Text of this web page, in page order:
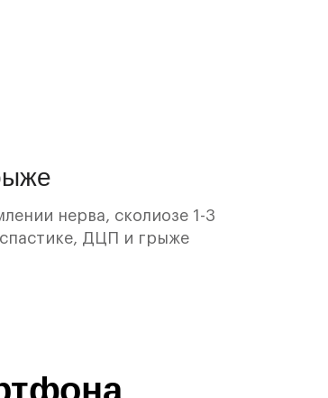
нерва, сколиозе 1-3
ДЦП и грыже